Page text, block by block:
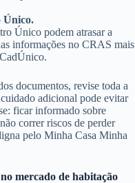
Único.
Único podem atrasar a
informações no CRAS mais
documentos, revise toda a
adicional pode evitar
ficar informado sobre
correr riscos de perder
pelo Minha Casa Minha
mercado de habitação